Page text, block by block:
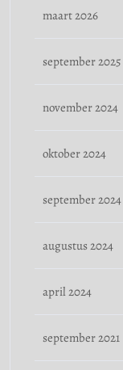
maart 2026
september 2025
november 2024
oktober 2024
september 2024
augustus 2024
april 2024
september 2021